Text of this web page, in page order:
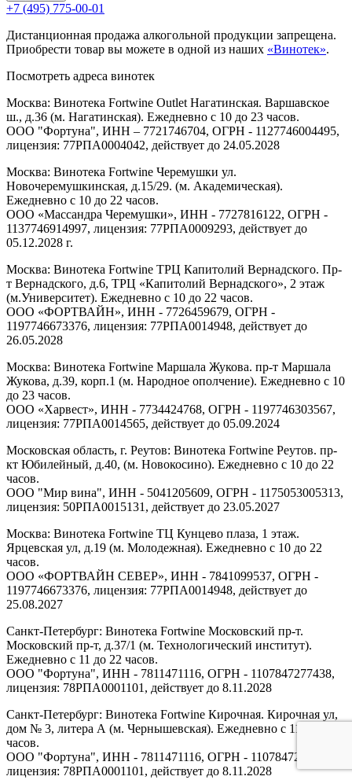
+7 (495) 775-00-01
Дистанционная продажа алкогольной продукции запрещена.
Приобрести товар вы можете в одной из наших «Винотек».
Посмотреть адреса винотек
Москва: Винотека Fortwine Outlet Нагатинская. Варшавское
ш., д.36 (м. Нагатинская). Ежедневно с 10 до 23 часов.
ООО "Фортуна", ИНН – 7721746704, ОГРН - 1127746004495,
лицензия: 77РПА0004042, действует до 24.05.2028
Москва: Винотека Fortwine Черемушки ул.
Новочеремушкинская, д.15/29. (м. Академическая).
Ежедневно с 10 до 22 часов.
ООО «Массандра Черемушки», ИНН - 7727816122, ОГРН -
1137746914997, лицензия: 77РПА0009293, действует до
05.12.2028 г.
Москва: Винотека Fortwine ТРЦ Капитолий Вернадского. Пр-
т Вернадского, д.6, ТРЦ «Капитолий Вернадского», 2 этаж
(м.Университет). Ежедневно с 10 до 22 часов.
ООО «ФОРТВАЙН», ИНН - 7726459679, ОГРН -
1197746673376, лицензия: 77РПА0014948, действует до
26.05.2028
Москва: Винотека Fortwine Маршала Жукова. пр-т Маршала
Жукова, д.39, корп.1 (м. Народное ополчение). Ежедневно с 10
до 23 часов.
ООО «Харвест», ИНН - 7734424768, ОГРН - 1197746303567,
лицензия: 77РПА0014565, действует до 05.09.2024
Московская область, г. Реутов: Винотека Fortwine Реутов. пр-
кт Юбилейный, д.40, (м. Новокосино). Ежедневно с 10 до 22
часов.
ООО "Мир вина", ИНН - 5041205609, ОГРН - 1175053005313,
лицензия: 50РПА0015131, действует до 23.05.2027
Москва: Винотека Fortwine ТЦ Кунцево плаза, 1 этаж.
Ярцевская ул, д.19 (м. Молодежная). Ежедневно с 10 до 22
часов.
ООО «ФОРТВАЙН СЕВЕР», ИНН - 7841099537, ОГРН -
1197746673376, лицензия: 77РПА0014948, действует до
25.08.2027
Санкт-Петербург: Винотека Fortwine Московский пр-т.
Московский пр-т, д.37/1 (м. Технологический институт).
Ежедневно с 11 до 22 часов.
ООО "Фортуна", ИНН - 7811471116, ОГРН - 1107847277438,
лицензия: 78РПА0001101, действует до 8.11.2028
Санкт-Петербург: Винотека Fortwine Кирочная. Кирочная ул,
дом № 3, литера А (м. Чернышевская). Ежедневно с 11 до 22
часов.
ООО "Фортуна", ИНН - 7811471116, ОГРН - 1107847277438,
лицензия: 78РПА0001101, действует до 8.11.2028